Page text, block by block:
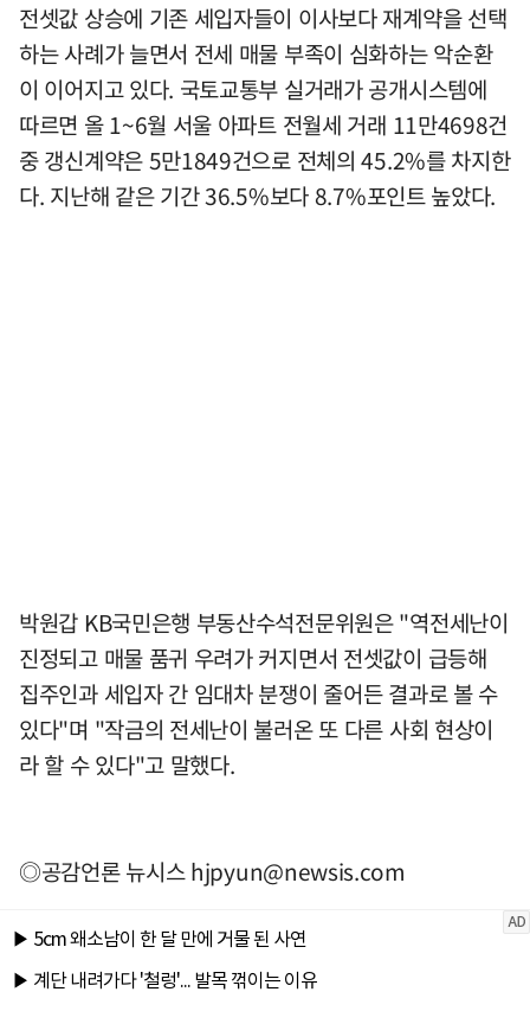
전셋값 상승에 기존 세입자들이 이사보다 재계약을 선택
하는 사례가 늘면서 전세 매물 부족이 심화하는 악순환
이 이어지고 있다. 국토교통부 실거래가 공개시스템에
따르면 올 1~6월 서울 아파트 전월세 거래 11만4698건
중 갱신계약은 5만1849건으로 전체의 45.2%를 차지한
다. 지난해 같은 기간 36.5%보다 8.7%포인트 높았다.
박원갑 KB국민은행 부동산수석전문위원은 "역전세난이
진정되고 매물 품귀 우려가 커지면서 전셋값이 급등해
집주인과 세입자 간 임대차 분쟁이 줄어든 결과로 볼 수
있다"며 "작금의 전세난이 불러온 또 다른 사회 현상이
라 할 수 있다"고 말했다.
◎공감언론 뉴시스hjpyun@newsis.com